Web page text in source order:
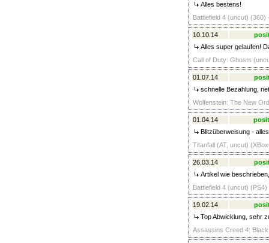
Alles bestens!
Battlefield 4 (uncut) (360)
10.10.14
Alles super gelaufen!
Call of Duty: Ghosts
01.07.14
schnelle Bezahlung,
Wolfenstein: The New
01.04.14
Blitzüberweisung -
Titanfall (AT, uncut)
26.03.14
Artikel wie
Battlefield 4 (uncut) (PS4)
19.02.14
Top Abwicklung, sehr
Assassins Creed 4: